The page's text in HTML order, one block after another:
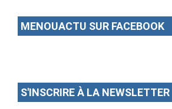
MENOUACTU SUR FACEBOOK
S'INSCRIRE À LA NEWSLETTER